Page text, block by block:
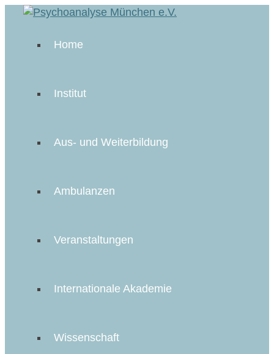
Home
Institut
Aus- und Weiterbildung
Ambulanzen
Veranstaltungen
Internationale Akademie
Wissenschaft